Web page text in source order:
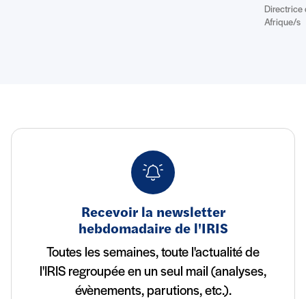
Directrice
Afrique/s
Recevoir la newsletter
hebdomadaire de l'IRIS
Toutes les semaines, toute l'actualité de
l'IRIS regroupée en un seul mail (analyses,
évènements, parutions, etc.).